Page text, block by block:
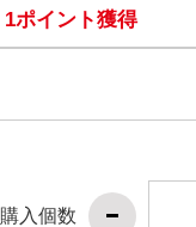
1ポイント獲得
購入個数